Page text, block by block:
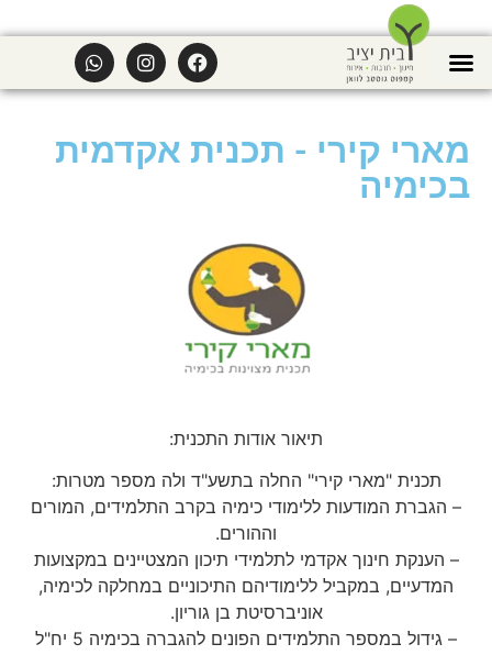
מארי קירי - תכנית אקדמית
בכימיה
תיאור אודות התכנית:
תכנית "מארי קירי" החלה בתשע"ד ולה מספר מטרות:
– הגברת המודעות ללימודי כימיה בקרב התלמידים, המורים
וההורים.
– הענקת חינוך אקדמי לתלמידי תיכון המצטיינים במקצועות
המדעיים, במקביל ללימודיהם התיכוניים במחלקה לכימיה,
אוניברסיטת בן גוריון.
– גידול במספר התלמידים הפונים להגברה בכימיה 5 יח"ל